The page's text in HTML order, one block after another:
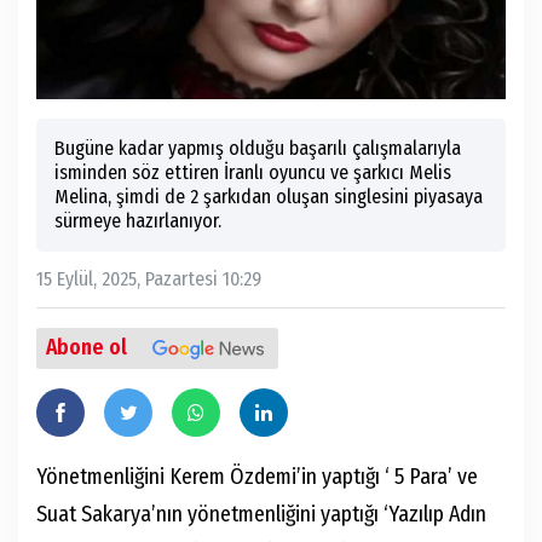
Bugüne kadar yapmış olduğu başarılı çalışmalarıyla
isminden söz ettiren İranlı oyuncu ve şarkıcı Melis
Melina, şimdi de 2 şarkıdan oluşan singlesini piyasaya
sürmeye hazırlanıyor.
15 Eylül, 2025, Pazartesi 10:29
Abone ol
Yönetmenliğini Kerem Özdemi’in yaptığı ‘ 5 Para’ ve
Suat Sakarya’nın yönetmenliğini yaptığı ‘Yazılıp Adın